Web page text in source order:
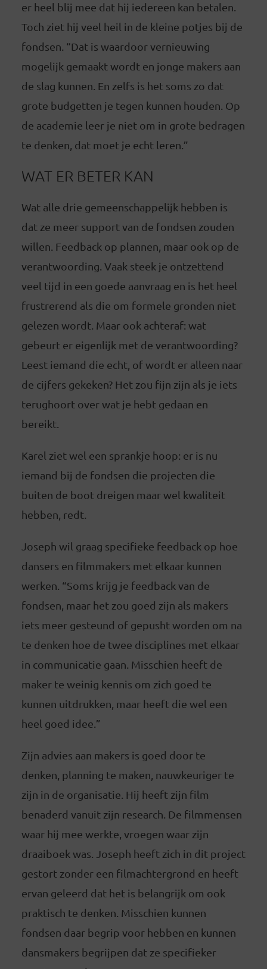
er heel blij mee dat hij iedereen kan betalen.
Toch ziet hij veel heil in de kleine potjes bij de
fondsen. “Dat is waardoor vernieuwing
mogelijk gemaakt wordt en jonge makers aan
de slag kunnen. En zelfs is het soms zo dat
grote budgetten je tegen kunnen houden. Op
de academie leer je niet om in grote bedragen
te denken, dat moet je echt leren.”
WAT ER BETER KAN
Wat alle drie gemeenschappelijk hebben is
dat ze meer support van de fondsen zouden
willen. Feedback op plannen, maar ook op de
verantwoording. Vaak steek je ontzettend
veel tijd in een goede aanvraag en is het heel
frustrerend als die om formele gronden niet
gelezen wordt. Maar ook achteraf: wat
gebeurt er eigenlijk met de verantwoording?
Leest iemand die echt, of wordt er alleen naar
de cijfers gekeken? Het zou fijn zijn als je iets
terughoort over wat je hebt gedaan en
bereikt.
Karel ziet wel een sprankje hoop: er is nu
iemand bij de fondsen die projecten die
buiten de boot dreigen maar wel kwaliteit
hebben, redt.
Joseph wil graag specifieke feedback op hoe
dansers en filmmakers met elkaar kunnen
werken. “Soms krijg je feedback van de
fondsen, maar het zou goed zijn als makers
iets meer gesteund of gepusht worden om na
te denken hoe de twee disciplines met elkaar
in communicatie gaan. Misschien heeft de
maker te weinig kennis om zich goed te
kunnen uitdrukken, maar heeft die wel een
heel goed idee.”
Zijn advies aan makers is goed door te
denken, planning te maken, nauwkeuriger te
zijn in de organisatie. Hij heeft zijn film
benaderd vanuit zijn research. De filmmensen
waar hij mee werkte, vroegen waar zijn
draaiboek was. Joseph heeft zich in dit project
gestort zonder een filmachtergrond en heeft
ervan geleerd dat het is belangrijk om ook
praktisch te denken. Misschien kunnen
fondsen daar begrip voor hebben en kunnen
dansmakers begrijpen dat ze specifieker